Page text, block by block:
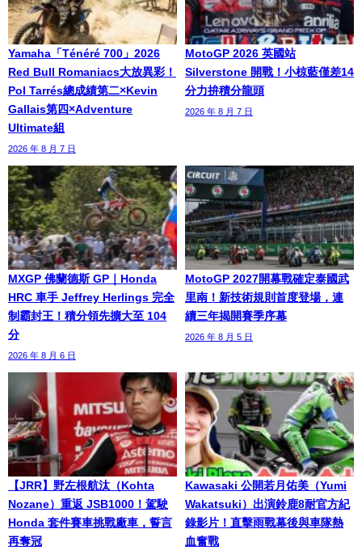
Yamaha「Ténéré 700」2026
Red Bull Romaniacs大放異彩！
Pol Tarrés總成績第二×Kevin
Gallais第四×Adventure
Ultimate組
2026 年 8 月 7 日
MotoGP 2026 英國站
Silverstone 開戰！小椋藍僅差14
分力拚積分龍頭
2026 年 8 月 7 日
MXGP 佛蘭德斯 GP｜Honda
HRC 車手 Jeffrey Herlings 完全
制霸封王！積分領先擴大至 104
分
2026 年 8 月 6 日
MotoGP 2027開幕戰確定泰國武
里南！新技術規則首度登場，連
續三年揭開賽季序幕
2026 年 8 月 5 日
【JRR】野左根航汰（Kohta
Nozane）重返 JSB1000！駕駛
Honda 套件賽車挑戰廠車，誓言
再奪冠
Kawasaki 公開若月佑美（Yumi
Wakatsuki）出演鈴鹿8耐官方紀
錄影片！直擊雨戰幕後與車隊熱
血奮戰